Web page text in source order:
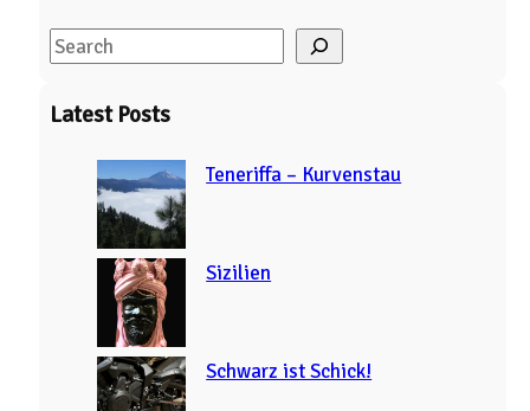
S
aLatest Posts
Teneriffa – Kurvenstau
Sizilien
Schwarz ist Schick!